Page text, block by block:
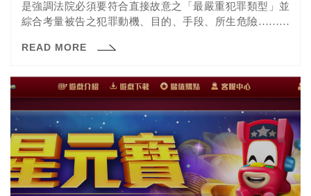
是強調法院必須要符合直接故意之「最嚴重犯罪類型」並
綜合考量被告之犯罪動機、目的、手段、所生危險……始
READ MORE